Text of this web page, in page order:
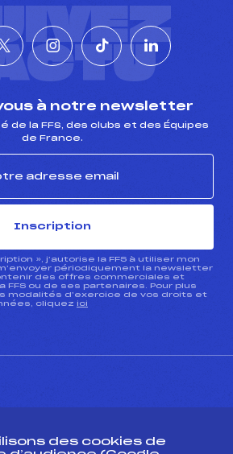
à notre newsletter
de la FFS, des clubs et des Équipes
de France.
Inscription
», j’autorise la FFS à utiliser mon
périodiquement la newsletter
des offres commerciales et
FFS ou de ses partenaires. Pour plus
modalités d’exercice de vos droits et
cliquez ici
des cookies de